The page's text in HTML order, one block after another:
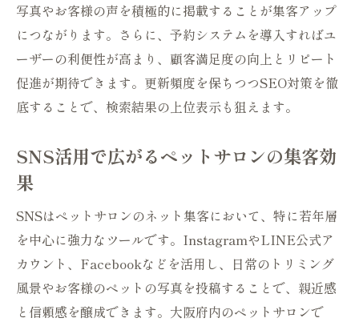
写真やお客様の声を積極的に掲載することが集客アップ
につながります。さらに、予約システムを導入すればユ
ーザーの利便性が高まり、顧客満足度の向上とリピート
促進が期待できます。更新頻度を保ちつつSEO対策を徹
底することで、検索結果の上位表示も狙えます。
SNS活用で広がるペットサロンの集客効
果
SNSはペットサロンのネット集客において、特に若年層
を中心に強力なツールです。InstagramやLINE公式ア
カウント、Facebookなどを活用し、日常のトリミング
風景やお客様のペットの写真を投稿することで、親近感
と信頼感を醸成できます。大阪府内のペットサロンで